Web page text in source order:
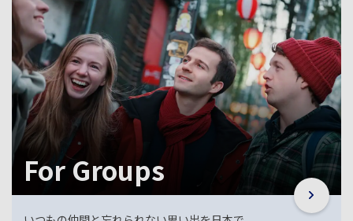
For Groups